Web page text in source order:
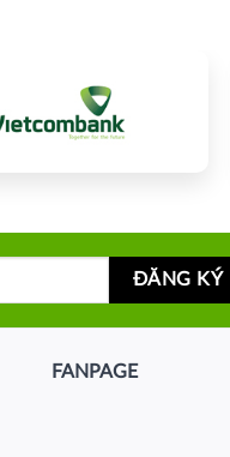
FANPAGE